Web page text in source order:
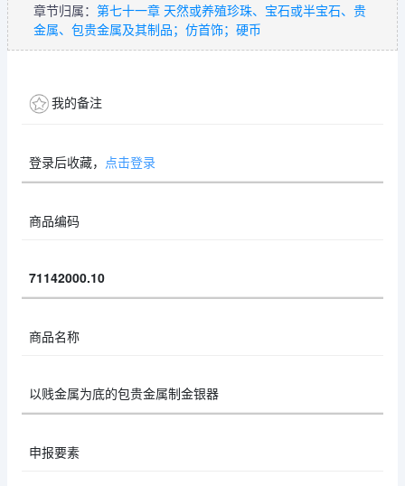
章节归属： 第七十一章 天然或养殖珍珠、宝石或半宝石、贵
金属、包贵金属及其制品；仿首饰；硬币
我的备注
登录后收藏， 点击登录
商品编码
71142000.10
商品名称
以贱金属为底的包贵金属制金银器
申报要素